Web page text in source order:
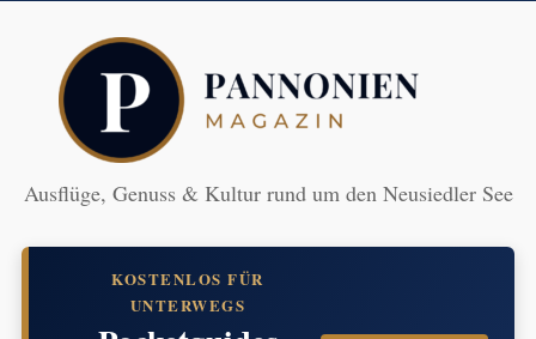
Ausflüge, Genuss & Kultur rund um den Neusiedler See
KOSTENLOS FÜR
UNTERWEGS